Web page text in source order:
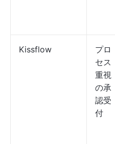
Kissflow
プロ
セス
重視
の承
認受
付